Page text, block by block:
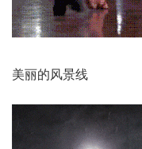
美丽的风景线